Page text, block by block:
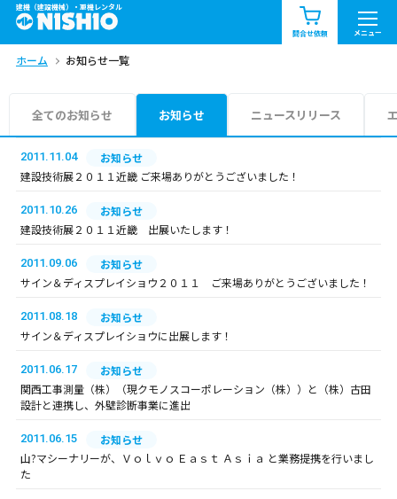
建機（建設機械）・重機レンタル
問合せ依頼 メニュー
商品一覧 お知らせ一覧
問合せ依頼リスト
エリア情報を見る
ホーム お知らせ一覧
全てのお知らせ お知らせ ニュースリリース
2011.11.04
お知らせ
建設技術展２０１１近畿 ご来場ありがとうございました！
2011.10.26
お知らせ
建設技術展２０１１近畿 出展いたします！
2011.09.06
お知らせ
サイン＆ディスプレイショウ２０１１ ご来場ありがとうございました！
2011.08.18
お知らせ
サイン＆ディスプレイショウに出展します！
2011.06.17
お知らせ
関西工事測量（株）（現クモノスコーポレーション（株））と（株）古田
設計と連携し、外壁診断事業に進出
2011.06.15
お知らせ
山?マシーナリーが、Ｖｏｌｖｏ Ｅａｓｔ Ａｓｉａ と業務提携を行いまし
た